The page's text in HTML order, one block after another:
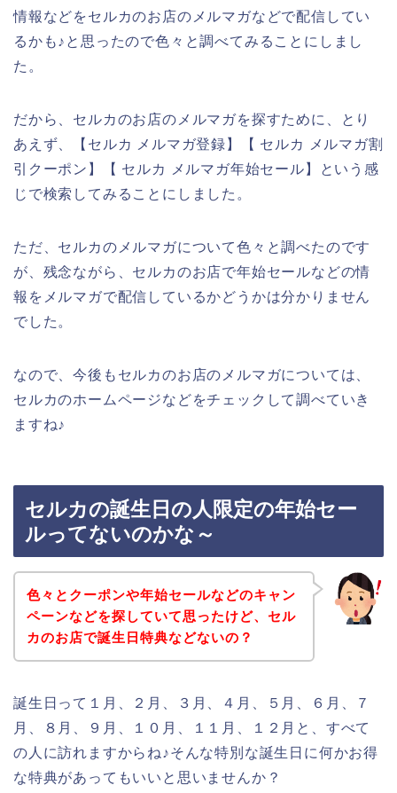
情報などをセルカのお店のメルマガなどで配信してい
るかも♪と思ったので色々と調べてみることにしまし
た。
だから、セルカのお店のメルマガを探すために、とり
あえず、【セルカ メルマガ登録】【 セルカ メルマガ割
引クーポン】【 セルカ メルマガ年始セール】という感
じで検索してみることにしました。
ただ、セルカのメルマガについて色々と調べたのです
が、残念ながら、セルカのお店で年始セールなどの情
報をメルマガで配信しているかどうかは分かりません
でした。
なので、今後もセルカのお店のメルマガについては、
セルカのホームページなどをチェックして調べていき
ますね♪
セルカの誕生日の人限定の年始セー
ルってないのかな～
色々とクーポンや年始セールなどのキャン
ペーンなどを探していて思ったけど、セル
カのお店で誕生日特典などないの？
誕生日って１月、２月、３月、４月、５月、６月、７
月、８月、９月、１０月、１１月、１２月と、すべて
の人に訪れますからね♪そんな特別な誕生日に何かお得
な特典があってもいいと思いませんか？